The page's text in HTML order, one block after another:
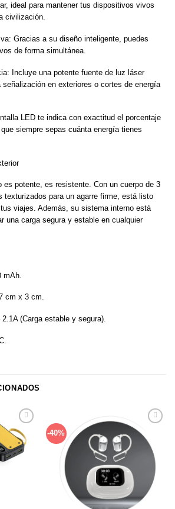
ideal para mantener tus dispositivos vivos
civilización.
Gracias a su diseño inteligente, puedes
de forma simultánea.
Incluye una potente fuente de luz láser
señalización en exteriores o cortes de energía
LED te indica con exactitud el porcentaje
siempre sepas cuánta energía tienes
es potente, es resistente. Con un cuerpo de 3
texturizados para un agarre firme, está listo
viajes. Además, su sistema interno está
una carga segura y estable en cualquier
mAh.
cm x 3 cm.
(Carga estable y segura).
Añadir
a la
lista de
deseos
-40%
lista de
deseos